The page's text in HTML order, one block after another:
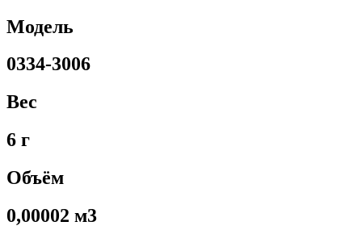
Модель
0334-3006
Вес
6 г
Объём
0,00002 м3